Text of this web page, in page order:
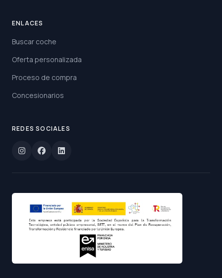
ENLACES
Buscar coche
Oferta personalizada
Proceso de compra
Concesionarios
REDES SOCIALES